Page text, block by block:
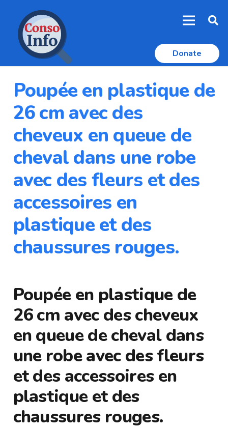
Donate
Poupée en plastique de
26 cm avec des
cheveux en queue de
cheval dans une robe
avec des fleurs et des
accessoires en
plastique et des
chaussures rouges.
Poupée en plastique de
26 cm avec des cheveux
en queue de cheval dans
une robe avec des fleurs
et des accessoires en
plastique et des
chaussures rouges.